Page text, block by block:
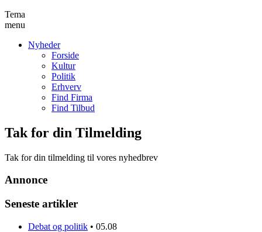
Tema
menu
Nyheder
Forside
Kultur
Politik
Erhverv
Find Firma
Find Tilbud
Tak for din Tilmelding
Tak for din tilmelding til vores nyhedbrev
Annonce
Seneste artikler
Debat og politik • 05.08